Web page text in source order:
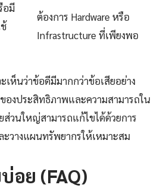
อมี
ต้องการ Hardware หรือ
Infrastructure ที่เพียงพอ
เห็นว่าข้อดีมีมากกว่าข้อเสียอย่าง
องประสิทธิภาพและความสามารถใน
ส่วนใหญ่สามารถแก้ไขได้ด้วยการ
ะวางแผนทรัพยากรให้เหมาะสม
ย (FAQ)